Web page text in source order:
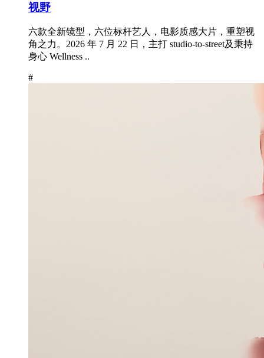
视野
六款全新镜型，六位标杆艺人，电影质感大片，重塑视
角之力。2026 年 7 月 22 日，主打 studio-to-street及秉持
身心 Wellness ..
#